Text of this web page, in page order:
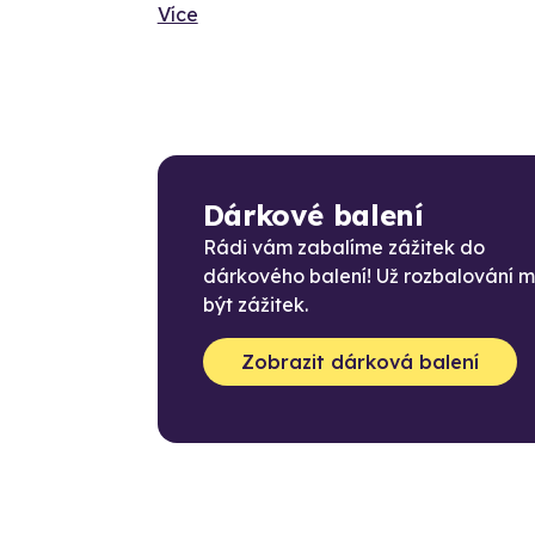
Více
Dárkové balení
Rádi vám zabalíme zážitek do
dárkového balení! Už rozbalování
být zážitek.
Zobrazit dárková balení